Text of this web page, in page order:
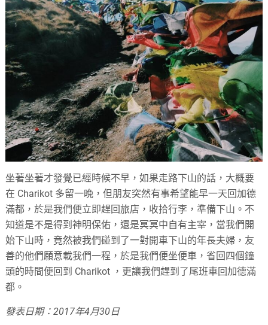
坐著坐著才發覺已經時候不早，如果走路下山的話，大概要
在 Charikot 多留一晩，但朋友突然有事希望能早一天回加德
滿都，於是我們便立即趕回旅店，收拾行李，準備下山。不
知道是不是得到神明保佑，還是冥冥中自有主宰，當我們開
始下山時，竟然被我們碰到了一對開車下山的年長夫婦，友
善的他們願意載我們一程，於是我們便坐便車，省回四個鐘
頭的時間便回到 Charikot ，更讓我們趕到了尾班車回加德滿
都。
發表日期：2017年4月30日